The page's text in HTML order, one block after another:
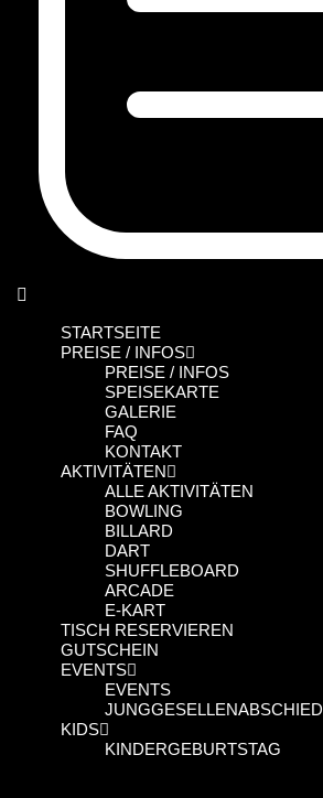
STARTSEITE
PREISE / INFOS
PREISE / INFOS
SPEISEKARTE
GALERIE
FAQ
KONTAKT
AKTIVITÄTEN
ALLE AKTIVITÄTEN
BOWLING
BILLARD
DART
SHUFFLEBOARD
ARCADE
E-KART
TISCH RESERVIEREN
GUTSCHEIN
EVENTS
EVENTS
JUNGGESELLENABSCHIED
KIDS
KINDERGEBURTSTAG